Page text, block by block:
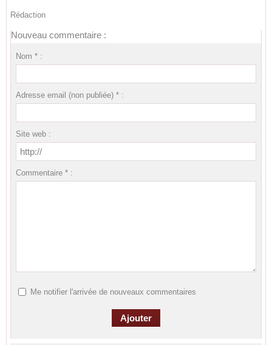
Rédaction
Nouveau commentaire :
Nom * :
Adresse email (non publiée) * :
Site web :
Commentaire * :
Me notifier l'arrivée de nouveaux commentaires